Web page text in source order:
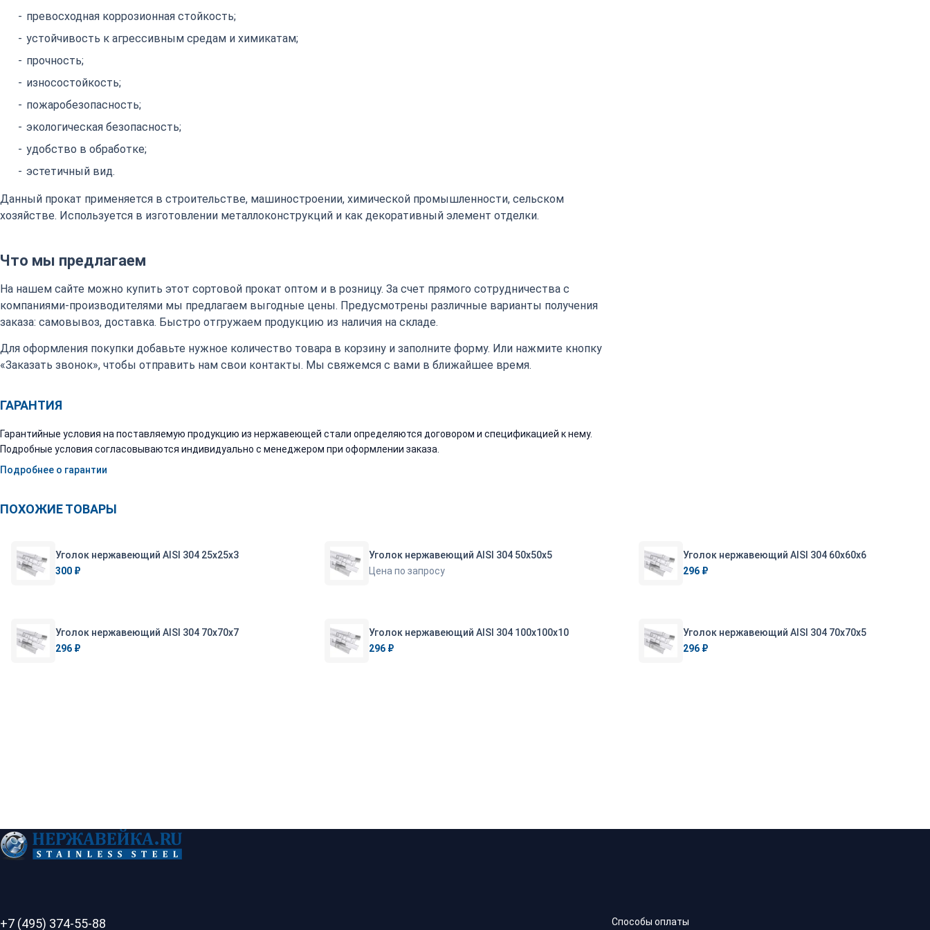
превосходная коррозионная стойкость;
устойчивость к агрессивным средам и химикатам;
прочность;
износостойкость;
пожаробезопасность;
экологическая безопасность;
удобство в обработке;
эстетичный вид.
Данный прокат применяется в строительстве, машиностроении, химической промышленности, сельском
хозяйстве. Используется в изготовлении металлоконструкций и как декоративный элемент отделки.
Что мы предлагаем
На нашем сайте можно купить этот сортовой прокат оптом и в розницу. За счет прямого сотрудничества с
компаниями-производителями мы предлагаем выгодные цены. Предусмотрены различные варианты получения
заказа: самовывоз, доставка. Быстро отгружаем продукцию из наличия на складе.
Для оформления покупки добавьте нужное количество товара в корзину и заполните форму. Или нажмите кнопку
«Заказать звонок», чтобы отправить нам свои контакты. Мы свяжемся с вами в ближайшее время.
ГАРАНТИЯ
Гарантийные условия на поставляемую продукцию из нержавеющей стали определяются договором и спецификацией к нему.
Подробные условия согласовываются индивидуально с менеджером при оформлении заказа.
Подробнее о гарантии
ПОХОЖИЕ ТОВАРЫ
Уголок нержавеющий AISI 304 25х25х3
300 ₽
Уголок нержавеющий AISI 304 50х50х5
Цена по запросу
Уголок нержавеющий AISI 304 60х60х6
296 ₽
Уголок нержавеющий AISI 304 70х70х7
296 ₽
Уголок нержавеющий AISI 304 100х100х10
296 ₽
Уголок нержавеющий AISI 304 70х70х5
296 ₽
+7 (495) 374-55-88 Способы оплаты